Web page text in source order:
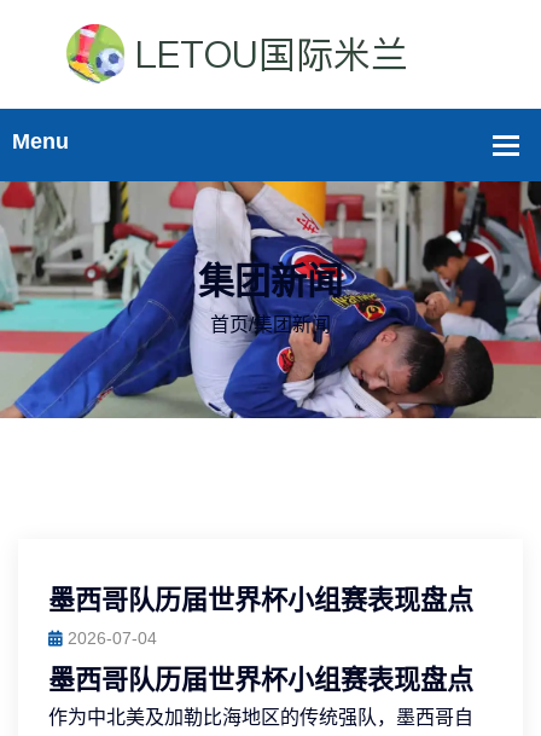
集团新闻
首页/集团新闻
墨西哥队历届世界杯小组赛表现盘点
2026-07-04
墨西哥队历届世界杯小组赛表现盘点
作为中北美及加勒比海地区的传统强队，墨西哥自